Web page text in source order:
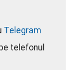
Telegram
telefonul